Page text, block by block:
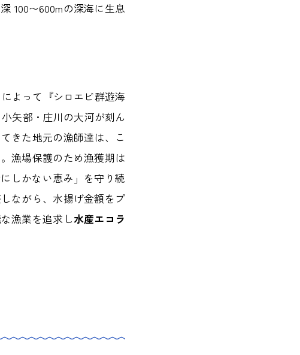
100〜600mの深海に生息
よって『シロエビ群遊海
矢部・庄川の大河が刻ん
きた地元の漁師達は、こ
漁場保護のため漁獲期は
しかない恵み」を守り続
ながら、水揚げ金額をプ
漁業を追求し水産エコラ